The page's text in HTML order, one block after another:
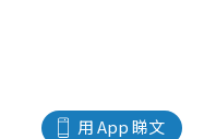
用 App 睇文